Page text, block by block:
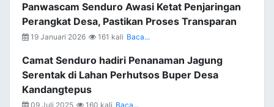
Panwascam Senduro Awasi Ketat Penjaringan
Perangkat Desa, Pastikan Proses Transparan
19 Januari 2026 161 kali Baca...
Camat Senduro hadiri Penanaman Jagung
Serentak di Lahan Perhutsos Buper Desa
Kandangtepus
09 Juli 2025 160 kali Baca...